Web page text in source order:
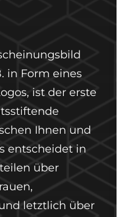
in Form eines
ist der erste
Ihnen und
entscheidet in
über
letztlich über